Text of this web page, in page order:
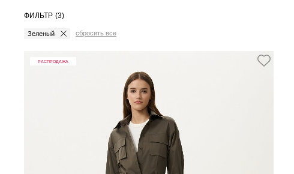
ФИЛЬТР (3)
Зеленый сбросить все
РАСПРОДАЖА